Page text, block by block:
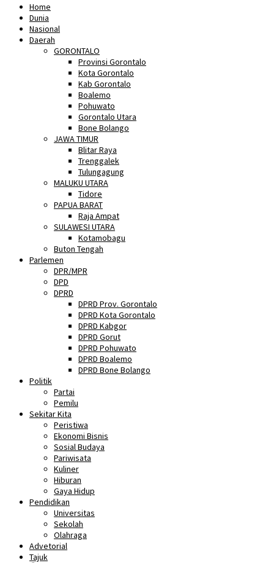
Home
Dunia
Nasional
Daerah
GORONTALO
Provinsi Gorontalo
Kota Gorontalo
Kab Gorontalo
Boalemo
Pohuwato
Gorontalo Utara
Bone Bolango
JAWA TIMUR
Blitar Raya
Trenggalek
Tulungagung
MALUKU UTARA
Tidore
PAPUA BARAT
Raja Ampat
SULAWESI UTARA
Kotamobagu
Buton Tengah
Parlemen
DPR/MPR
DPD
DPRD
DPRD Prov. Gorontalo
DPRD Kota Gorontalo
DPRD Kabgor
DPRD Gorut
DPRD Pohuwato
DPRD Boalemo
DPRD Bone Bolango
Politik
Partai
Pemilu
Sekitar Kita
Peristiwa
Ekonomi Bisnis
Sosial Budaya
Pariwisata
Kuliner
Hiburan
Gaya Hidup
Pendidikan
Universitas
Sekolah
Olahraga
Advetorial
Tajuk